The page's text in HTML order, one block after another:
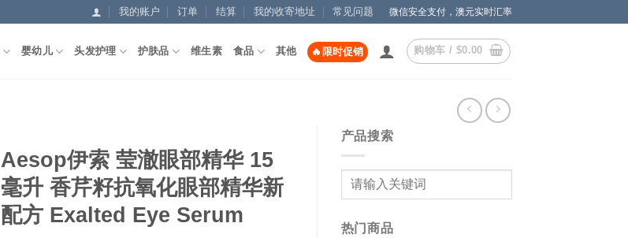
我的账户 订单 结算 我的收寄地址 常见问题 微信安全支付，澳元实时汇率
婴幼儿 头发护理 护肤品 维生素 食品 其他 🔥限时促销 购物车 / $0.00
产品搜索
热门商品
Aesop伊索 莹澈眼部精华 15
毫升 香芹籽抗氧化眼部精华新
配方 Exalted Eye Serum